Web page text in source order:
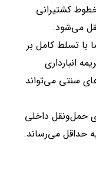
کشتیرانی
می‌شود.
تسلط کامل بر
انبارداری
سنتی می‌تواند
حمل‌ونقل داخلی
حداقل می‌رساند.